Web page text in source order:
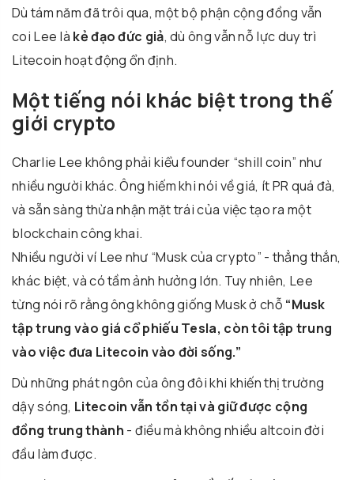
Dù tám năm đã trôi qua, một bộ phận cộng đồng vẫn
coi Lee là kẻ đạo đức giả, dù ông vẫn nỗ lực duy trì
Litecoin hoạt động ổn định.
Một tiếng nói khác biệt trong thế
giới crypto
Charlie Lee không phải kiểu founder “shill coin” như
nhiều người khác. Ông hiếm khi nói về giá, ít PR quá đà,
và sẵn sàng thừa nhận mặt trái của việc tạo ra một
blockchain công khai.
Nhiều người ví Lee như “Musk của crypto” - thẳng thắn,
khác biệt, và có tầm ảnh hưởng lớn. Tuy nhiên, Lee
từng nói rõ rằng ông không giống Musk ở chỗ “Musk
tập trung vào giá cổ phiếu Tesla, còn tôi tập trung
vào việc đưa Litecoin vào đời sống.”
Dù những phát ngôn của ông đôi khi khiến thị trường
dậy sóng, Litecoin vẫn tồn tại và giữ được cộng
đồng trung thành - điều mà không nhiều altcoin đời
đầu làm được.